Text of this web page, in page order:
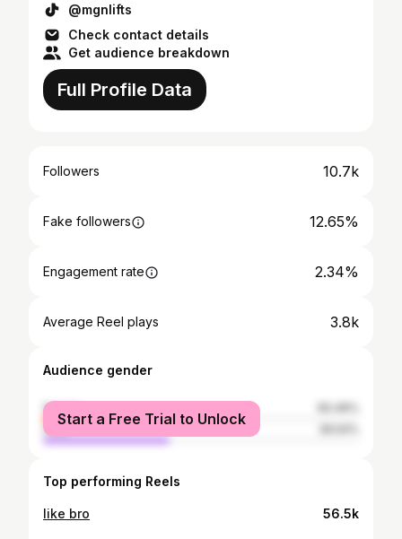
@mgnlifts
Check contact details
Get audience breakdown
Full Profile Data
Followers 10.7k
Fake followers 12.65%
Engagement rate 2.34%
Average Reel plays 3.8k
Audience gender
female
male
Start a Free Trial to Unlock
Top performing Reels
like bro 56.5k